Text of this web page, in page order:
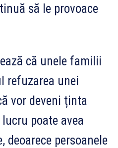
să le provoace
că unele familii
refuzarea unei
vor deveni ținta
poate avea
deoarece persoanele